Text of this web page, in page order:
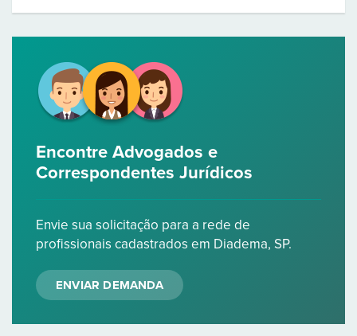
Encontre Advogados e
Correspondentes Jurídicos
Envie sua solicitação para a rede de
profissionais cadastrados em Diadema, SP.
ENVIAR DEMANDA